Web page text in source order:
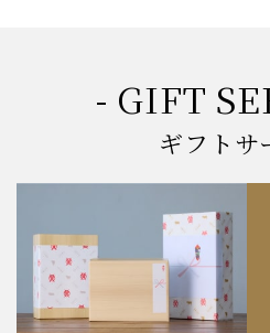
- GIFT
ギフトサ